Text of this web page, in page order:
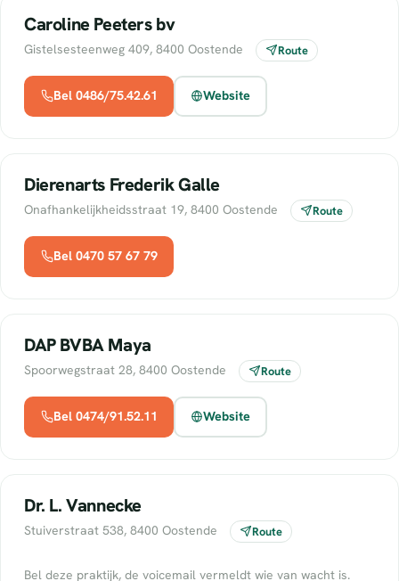
Caroline Peeters bv
Gistelsesteenweg 409, 8400 Oostende Route
Bel 0486/75.42.61 Website
Dierenarts Frederik Galle
Onafhankelijkheidsstraat 19, 8400 Oostende Route
Bel 0470 57 67 79
DAP BVBA Maya
Spoorwegstraat 28, 8400 Oostende Route
Bel 0474/91.52.11 Website
Dr. L. Vannecke
Stuiverstraat 538, 8400 Oostende Route
Bel deze praktijk, de voicemail vermeldt wie van wacht is.